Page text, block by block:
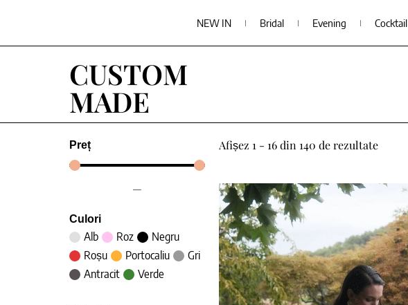
NEW IN Bridal Evening Cocktail
CUSTOM
MADE
Preț
—
Culori
Alb Roz
Negru
Roșu
Portocaliu
Gri
Antracit
Verde
Afișez 1 - 16 din 140 de rezultate